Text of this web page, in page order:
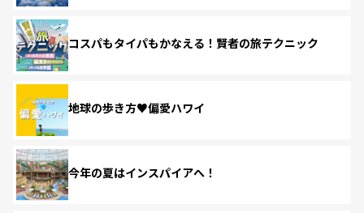
コスパもタイパもかなえる！賢者の旅テクニック
地球の歩き方♥偏愛ハワイ
今年の夏はインスパイアへ！